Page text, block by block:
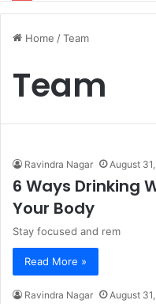
Home /Team
Team
Ravindra Nagar August
6 Ways Drinking
Your Body
Stay focused and rem
Read More »
Ravindra Nagar August